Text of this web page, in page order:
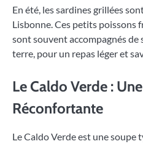
En été, les sardines grillées
Lisbonne. Ces petits poissons
sont souvent accompagnés de
terre, pour un repas léger et
Le Caldo Verde :
Réconfortante
Le Caldo Verde est une soupe